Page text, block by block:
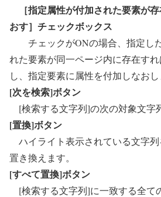
［指定属性が付加された要素が
おす］チェックボックス
チェックがONの場合、指定し
れた要素が同一ページ内に存在す
し、指定要素に属性を付加しなおし
[次を検索]ボタン
[検索する文字列]の次の対象文字
[置換]ボタン
ハイライト表示されている文字
置き換えます。
[すべて置換]ボタン
[検索する文字列]に一致する全て